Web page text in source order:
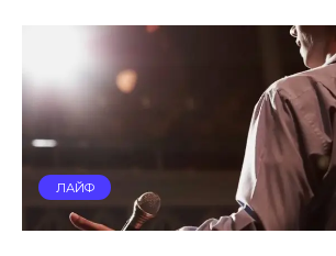
ЛАЙФ